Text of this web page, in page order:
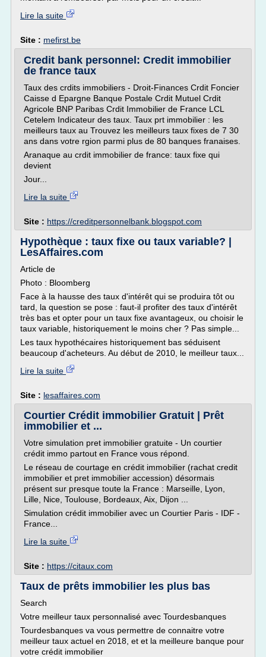
Lire la suite
Site : mefirst.be
Credit bank personnel: Credit immobilier
de france taux
Taux des crdits immobiliers - Droit-Finances Crdit Foncier
Caisse d Epargne Banque Postale Crdit Mutuel Crdit
Agricole BNP Paribas Crdit Immobilier de France LCL
Cetelem Indicateur des taux. Taux prt immobilier : les
meilleurs taux au Trouvez les meilleurs taux fixes de 7 30
ans dans votre rgion parmi plus de 80 banques franaises.
Aranaque au crdit immobilier de france: taux fixe qui
devient
Jour...
Lire la suite
Site : https://creditpersonnelbank.blogspot.com
Hypothèque : taux fixe ou taux variable? |
LesAffaires.com
Article de
Photo : Bloomberg
Face à la hausse des taux d'intérêt qui se produira tôt ou
tard, la question se pose : faut-il profiter des taux d'intérêt
très bas et opter pour un taux fixe avantageux, ou choisir le
taux variable, historiquement le moins cher ? Pas simple...
Les taux hypothécaires historiquement bas séduisent
beaucoup d'acheteurs. Au début de 2010, le meilleur taux...
Lire la suite
Site : lesaffaires.com
Courtier Crédit immobilier Gratuit | Prêt
immobilier et ...
Votre simulation pret immobilier gratuite - Un courtier
crédit immo partout en France vous répond.
Le réseau de courtage en crédit immobilier (rachat credit
immobilier et pret immobilier accession) désormais
présent sur presque toute la France : Marseille, Lyon,
Lille, Nice, Toulouse, Bordeaux, Aix, Dijon ...
Simulation crédit immobilier avec un Courtier Paris - IDF -
France...
Lire la suite
Site : https://citaux.com
Taux de prêts immobilier les plus bas
Search
Votre meilleur taux personnalisé avec Tourdesbanques
Tourdesbanques va vous permettre de connaitre votre
meilleur taux actuel en 2018, et et la meilleure banque pour
votre crédit immobilier